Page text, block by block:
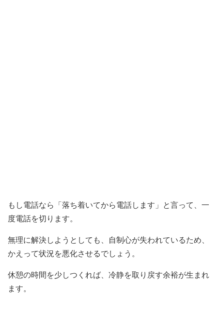
もし電話なら「落ち着いてから電話します」と言って、一
度電話を切ります。
無理に解決しようとしても、自制心が失われているため、
かえって状況を悪化させるでしょう。
休憩の時間を少しつくれば、冷静を取り戻す余裕が生まれ
ます。